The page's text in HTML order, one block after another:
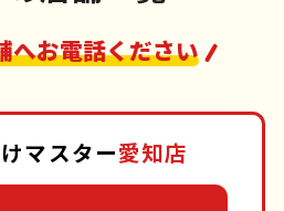
へお電話ください
マスター愛知店